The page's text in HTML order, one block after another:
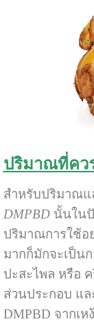
ปริมาณที่คว
สำหรับปริมาณแ
DMPBDนั้นในปั
ปริมาณการใช้อ
มากก็มักจะเป็น
ปะสะไพล หรือ
ส่วนประกอบ แ
DMPBD จากเ